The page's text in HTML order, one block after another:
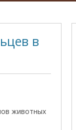
в
животных